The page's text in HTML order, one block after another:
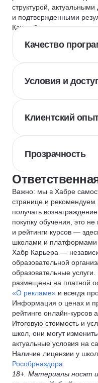
структурой,
и подтвержденными
Каждый курс и школу мы
Качество
Условия и
Клиентский
Прозрачность
Важно: мы в Хабре
странице и
получать
покупку обучения, это
и рейтинги курсов —
школами и платформами
Хабр Карьера —
образовательной
образовательные
размещены на платной
«О рекламе» и всегда
Информация о ценах и
рейтинге онлайн-курсов
Итоговую стоимость и
школ, они могут
актуальные условия на
Наличие лицензии у
Рособрназдора
18+. Материалы носят